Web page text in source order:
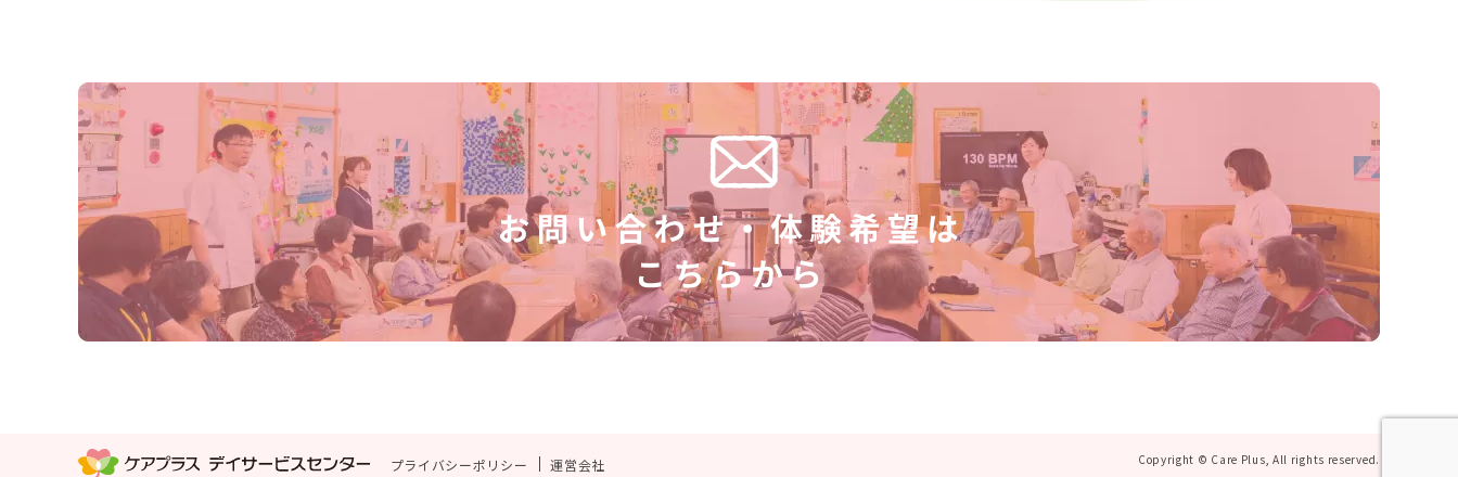
プライバシーポリシー 運営会社 Copyright © Care Plus, All rights reserved.